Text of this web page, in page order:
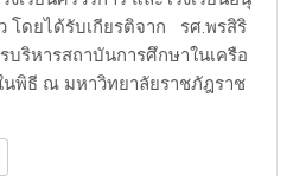
โดยได้รับเกียรติจาก รศ.พรสิริ
บริหารสถาบันการศึกษาในเครือ
นพิธี ณ มหาวิทยาลัยราชภัฎราช